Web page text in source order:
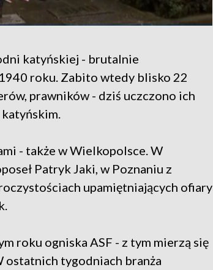
katyńskiej - brutalnie
roku. Zabito wtedy blisko 22
prawników - dziś uczczono ich
- także w Wielkopolsce. W
Patryk Jaki, w Poznaniu z
upamiętniających ofiary
roku ogniska ASF - z tym mierzą się
tygodniach branża